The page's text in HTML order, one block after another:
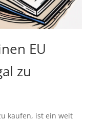
EU
zu
kaufen, ist ein weit